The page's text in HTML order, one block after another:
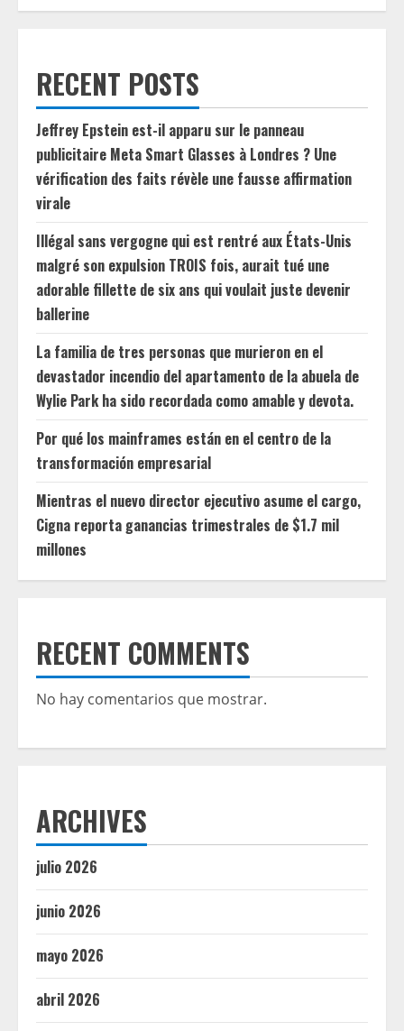
RECENT POSTS
Jeffrey Epstein est-il apparu sur le panneau
publicitaire Meta Smart Glasses à Londres ? Une
vérification des faits révèle une fausse affirmation
virale
Illégal sans vergogne qui est rentré aux États-Unis
malgré son expulsion TROIS fois, aurait tué une
adorable fillette de six ans qui voulait juste devenir
ballerine
La familia de tres personas que murieron en el
devastador incendio del apartamento de la abuela de
Wylie Park ha sido recordada como amable y devota.
Por qué los mainframes están en el centro de la
transformación empresarial
Mientras el nuevo director ejecutivo asume el cargo,
Cigna reporta ganancias trimestrales de $1.7 mil
millones
RECENT COMMENTS
No hay comentarios que mostrar.
ARCHIVES
julio 2026
junio 2026
mayo 2026
abril 2026